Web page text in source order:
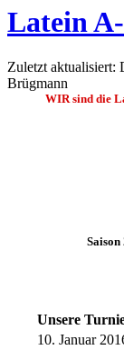
Latein
Zuletzt aktualisiert:
Brügmann
WIR sind die
Saison
Unsere
10. Januar